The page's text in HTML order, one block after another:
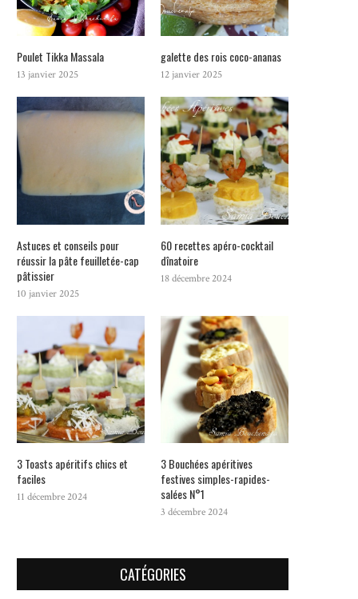
Poulet Tikka Massala
13 janvier 2025
galette des rois coco-ananas
12 janvier 2025
Astuces et conseils pour
réussir la pâte feuilletée-cap
pâtissier
10 janvier 2025
60 recettes apéro-cocktail
dînatoire
18 décembre 2024
3 Toasts apéritifs chics et
faciles
11 décembre 2024
3 Bouchées apéritives
festives simples-rapides-
salées N°1
3 décembre 2024
CATÉGORIES